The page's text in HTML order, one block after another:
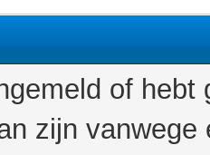
of
zijn